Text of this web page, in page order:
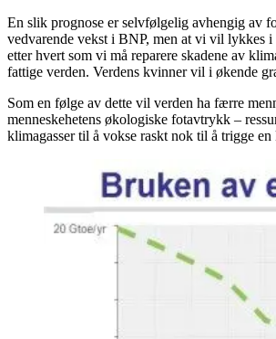
En slik prognose er selvfølgelig avhengig av
vedvarende vekst i BNP, men at vi vil lykkes
etter hvert som vi må reparere skadene av
fattige verden. Verdens kvinner vil i økende
Som en følge av dette vil verden ha færre
menneskehetens økologiske fotavtrykk –
klimagasser til å vokse raskt nok til å trigge